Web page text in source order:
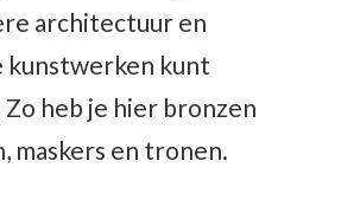
architectuur en
kunstwerken kunt
heb je hier bronzen
maskers en tronen.